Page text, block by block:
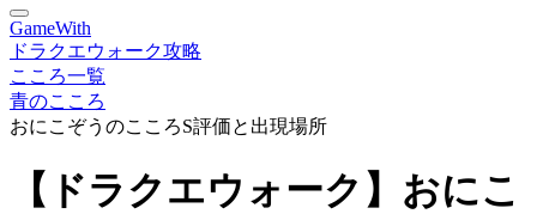
GameWith
ドラクエウォーク攻略
こころ一覧
青のこころ
おにこぞうのこころS評価と出現場所
【ドラクエウォーク】おにこ